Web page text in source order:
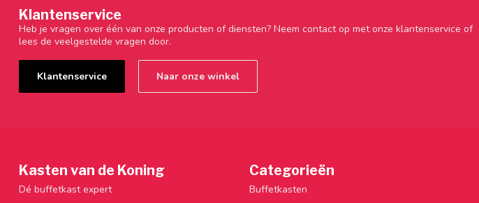
Klantenservice
Heb je vragen over één van onze producten of diensten? Neem contact op met onze klantenservice of
lees de veelgestelde vragen door.
Klantenservice Naar onze winkel
Kasten van de Koning
Dé buffetkast expert
Categorieën
Buffetkasten